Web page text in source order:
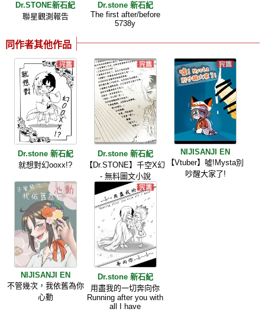
Dr.STONE新石紀
聯星觀測報告
Dr.stone 新石紀
The first after/before
5738y
同作者其他作品
Dr.stone 新石紀
就想對幻ooxx!?
Dr.stone 新石紀
【Dr.STONE】千空X幻
- 無料圖文小說
NIJISANJI EN
【Vtuber】噓!Mysta別
吵醒大家了!
NIJISANJI EN
不管幾次，我依舊為你
心動
Dr.stone 新石紀
用盡我的一切奔向你
Running after you with
all I have